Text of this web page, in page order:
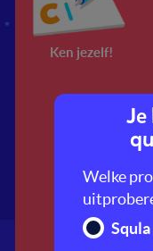
Ken jezelf!
Welke
Squla